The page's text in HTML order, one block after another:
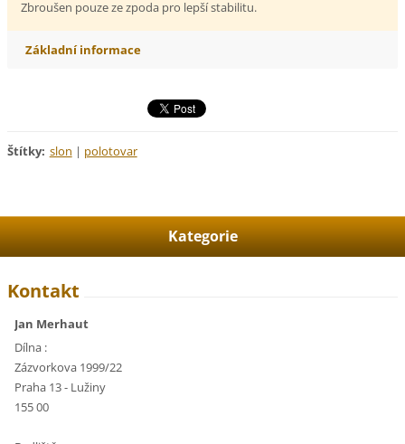
Zbroušen pouze ze zpoda pro lepší stabilitu.
Základní informace
Štítky: slon | polotovar
Kategorie
Kontakt
Jan Merhaut
Dílna :
Zázvorkova 1999/22
Praha 13 - Lužiny
155 00